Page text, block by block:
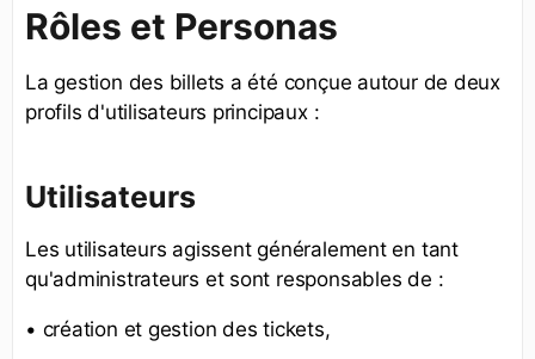
Rôles et Personas
La gestion des billets a été conçue autour de deux
profils d'utilisateurs principaux :
Utilisateurs
Les utilisateurs agissent généralement en tant
qu'administrateurs et sont responsables de :
• création et gestion des tickets,